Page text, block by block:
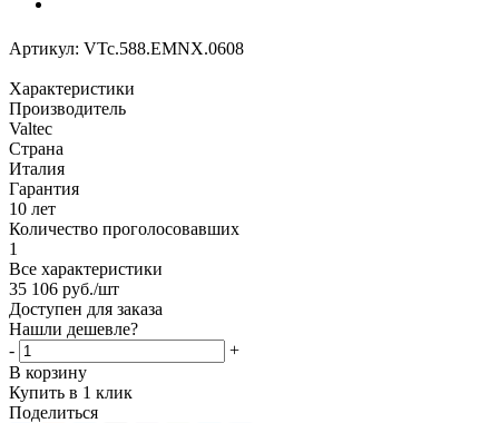
Артикул: VTc.588.EMNX.0608
Характеристики
Производитель
Valtec
Страна
Италия
Гарантия
10 лет
Количество проголосовавших
1
Все характеристики
35 106 руб./шт
Доступен для заказа
Нашли дешевле?
-
+
В корзину
Купить в 1 клик
Поделиться